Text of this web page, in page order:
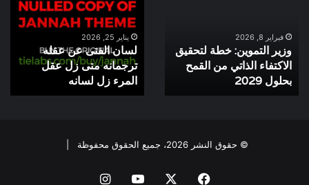
الاكتفاء
الذاتي
من
القمح
بحلول
فبراير 8, 2026
وزير التموين: خطة لتحقيق
الاكتفاء الذاتي من القمح
بحلول 2029
عن
عقله
ترجمانه
متى
زل
عقل
المرء
يناير 25, 2026
لسان الفتى عن عقله
ترجمانه متى زل عقل
المرء زل لسانه
© حقوق النشر 2026، جميع الحقوق محفوظة |
فيسبوك ‫YouTubeانستقرام